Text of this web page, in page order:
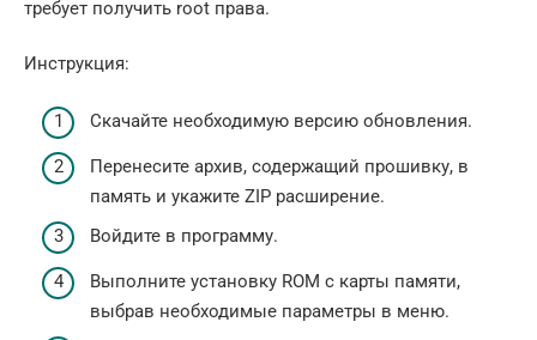
требует получить root права.
Инструкция:
Скачайте необходимую версию обновления.
Перенесите архив, содержащий прошивку, в
память и укажите ZIP расширение.
Войдите в программу.
Выполните установку ROM с карты памяти,
выбрав необходимые параметры в меню.